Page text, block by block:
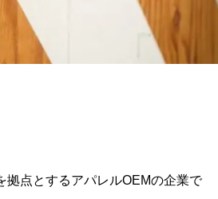
拠点とするアパレルOEMの企業で